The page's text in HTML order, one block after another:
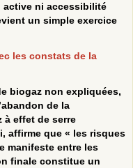
active ni accessibilité
un simple exercice
les constats de la
biogaz non expliquées,
de la
à effet de serre
affirme que « les risques
manifeste entre les
finale constitue un